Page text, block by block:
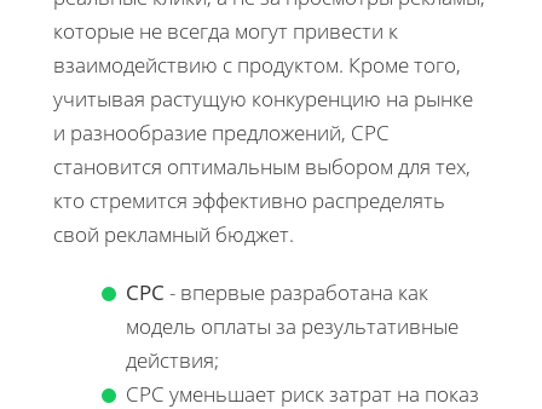
которые не всегда могут привести к
взаимодействию с продуктом. Кроме того,
учитывая растущую конкуренцию на рынке
и разнообразие предложений, CPC
становится оптимальным выбором для тех,
кто стремится эффективно распределять
свой рекламный бюджет.
CPC - впервые разработана как
модель оплаты за результативные
действия;
CPC уменьшает риск затрат на показ